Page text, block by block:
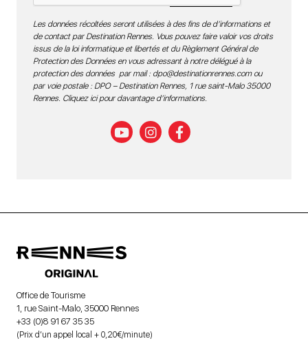
Les données récoltées seront utilisées à des fins de d’informations et
de contact par Destination Rennes. Vous pouvez faire valoir vos droits
issus de la loi informatique et libertés et du Règlement Général de
Protection des Données en vous adressant à notre délégué à la
protection des données par mail : dpo@destinationrennes.comou
par voie postale : DPO – Destination Rennes, 1 rue saint-Malo 35000
Rennes. Cliquez ici pour davantage d’informations.
Office de Tourisme
1, rue Saint-Malo, 35000 Rennes
+33 (0)8 91 67 35 35
(Prix d’un appel local + 0,20€/minute)